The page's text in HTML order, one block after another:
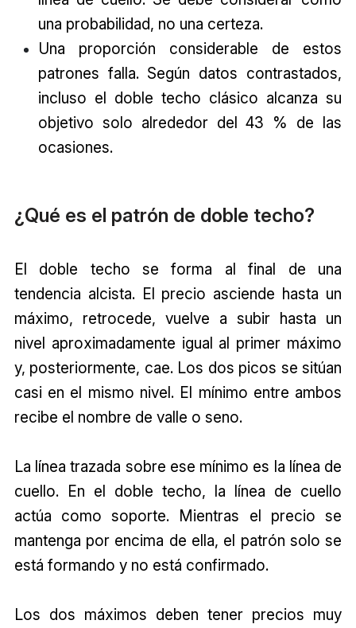
una probabilidad, no una certeza.
Una proporción considerable de estos
patrones falla. Según datos contrastados,
incluso el doble techo clásico alcanza su
objetivo solo alrededor del 43 % de las
ocasiones.
¿Qué es el patrón de doble techo?
El doble techo se forma al final de una
tendencia alcista. El precio asciende hasta un
máximo, retrocede, vuelve a subir hasta un
nivel aproximadamente igual al primer máximo
y, posteriormente, cae. Los dos picos se sitúan
casi en el mismo nivel. El mínimo entre ambos
recibe el nombre de valle o seno.
La línea trazada sobre ese mínimo es la línea de
cuello. En el doble techo, la línea de cuello
actúa como soporte. Mientras el precio se
mantenga por encima de ella, el patrón solo se
está formando y no está confirmado.
Los dos máximos deben tener precios muy